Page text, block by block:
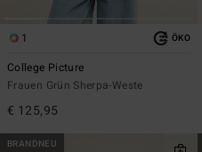
1 ÖKO
College Picture
Frauen Grün Sherpa-Weste
€ 125,95
BRANDNEU